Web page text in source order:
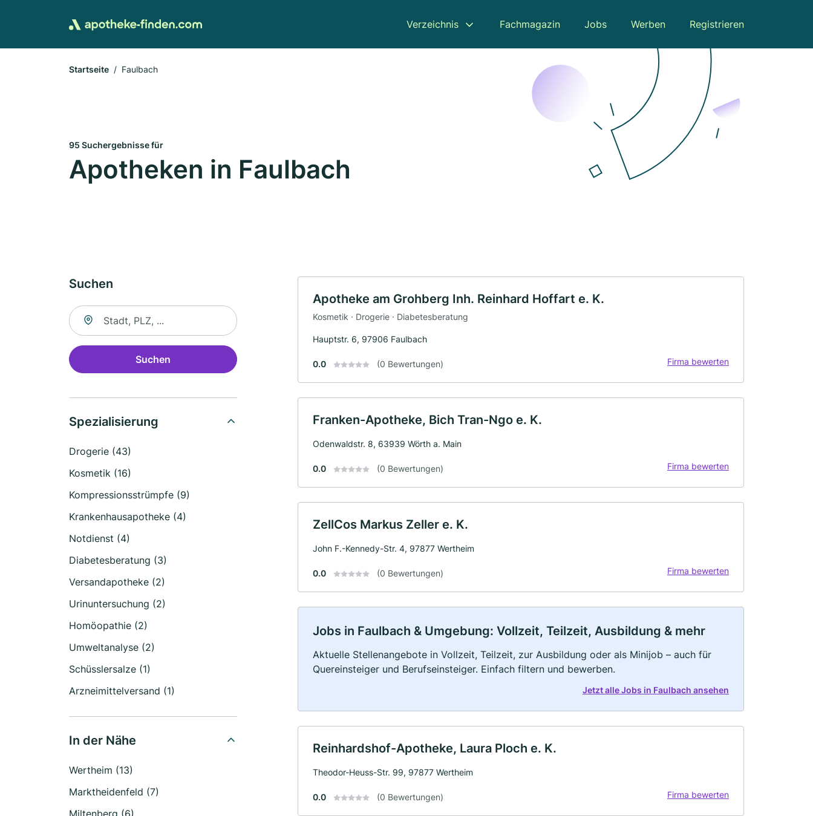
Verzeichnis Fachmagazin Jobs Werben Registrieren
Startseite Faulbach
95 Suchergebnisse für
Apotheken in Faulbach
Suchen
Suche nach Ort
Suchen
Spezialisierung
Drogerie (43)
Kosmetik (16)
Kompressionsstrümpfe (9)
Krankenhausapotheke (4)
Notdienst (4)
Diabetesberatung (3)
Versandapotheke (2)
Urinuntersuchung (2)
Homöopathie (2)
Umweltanalyse (2)
Schüsslersalze (1)
Arzneimittelversand (1)
In der Nähe
Wertheim (13)
Marktheidenfeld (7)
Miltenberg (6)
Apotheke am Grohberg Inh. Reinhard Hoffart e. K.
Kosmetik · Drogerie · Diabetesberatung
Hauptstr. 6, 97906 Faulbach
0.0 (0 Bewertungen) Firma bewerten
Franken-Apotheke, Bich Tran-Ngo e. K.
Odenwaldstr. 8, 63939 Wörth a. Main
0.0 (0 Bewertungen) Firma bewerten
ZellCos Markus Zeller e. K.
John F.-Kennedy-Str. 4, 97877 Wertheim
0.0 (0 Bewertungen) Firma bewerten
Jobs in Faulbach & Umgebung: Vollzeit, Teilzeit, Ausbildung & mehr
Aktuelle Stellenangebote in Vollzeit, Teilzeit, zur Ausbildung oder als Minijob – auch für
Quereinsteiger und Berufseinsteiger. Einfach filtern und bewerben.
Jetzt alle Jobs in Faulbach ansehen
Reinhardshof-Apotheke, Laura Ploch e. K.
Theodor-Heuss-Str. 99, 97877 Wertheim
0.0 (0 Bewertungen) Firma bewerten